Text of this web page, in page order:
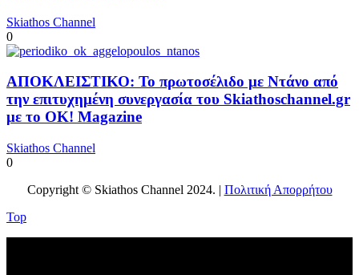
Skiathos Channel
0
ΑΠΟΚΛΕΙΣΤΙΚΟ: Το πρωτοσέλιδο με Ντάνο από
την επιτυχημένη συνεργασία του Skiathoschannel.gr
με το OK! Magazine
Skiathos Channel
0
Copyright © Skiathos Channel 2024. | Πολιτική Απορρήτου
Top